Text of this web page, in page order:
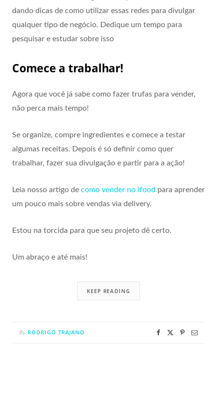
dando dicas de como utilizar essas redes para divulgar
qualquer tipo de negócio. Dedique um tempo para
pesquisar e estudar sobre isso
Comece a trabalhar!
Agora que você já sabe como fazer trufas para vender,
não perca mais tempo!
Se organize, compre ingredientes e comece a testar
algumas receitas. Depois é só definir como quer
trabalhar, fazer sua divulgação e partir para a ação!
Leia nosso artigo de como vender no ifood para aprender
um pouco mais sobre vendas via delivery.
Estou na torcida para que seu projeto dê certo.
Um abraço e até mais!
KEEP READING
By RODRIGO TRAJANO